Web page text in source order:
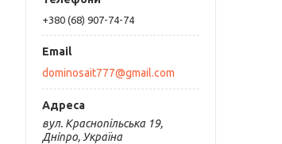
+380 (68) 907-74-74
dominosait777@gmail.com
вул. Краснопільська 19,
Дніпро, Україна